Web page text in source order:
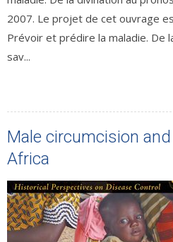
2007. Le projet de cet ouvrage
Prévoir et prédire la maladie. De
sav...
Male circumcision
Africa